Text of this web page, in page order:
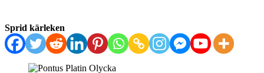
Sprid kärleken